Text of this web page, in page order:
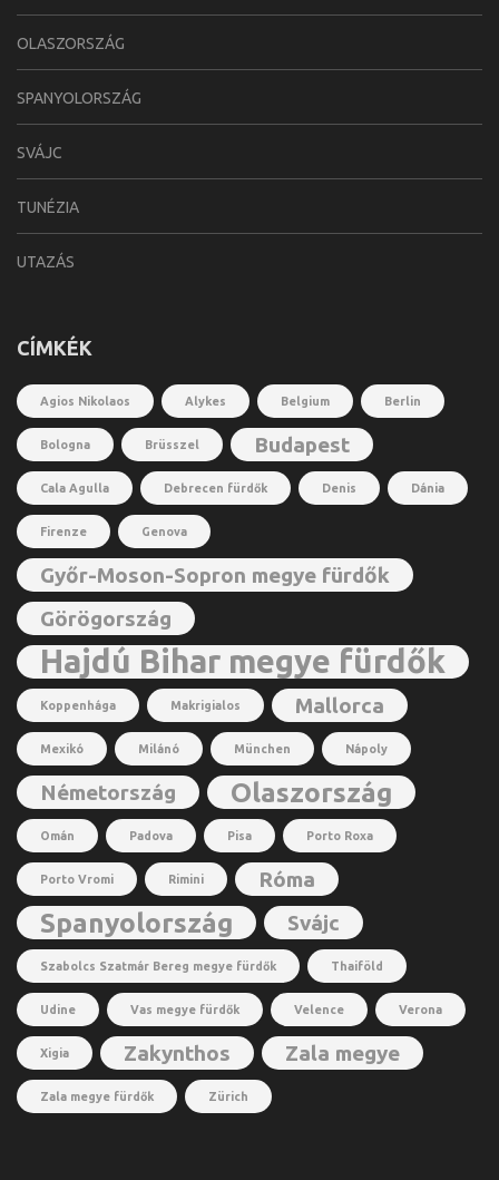
OLASZORSZÁG
SPANYOLORSZÁG
SVÁJC
TUNÉZIA
UTAZÁS
CÍMKÉK
Agios Nikolaos Alykes Belgium Berlin
Bologna Brüsszel Budapest
Cala Agulla Debrecen fürdők Denis Dánia
Firenze Genova
Győr-Moson-Sopron megye fürdők
Görögország
Hajdú Bihar megye fürdők
Koppenhága Makrigialos Mallorca
Mexikó Milánó München Nápoly
Németország Olaszország
Omán Padova Pisa Porto Roxa
Porto Vromi Rimini Róma
Spanyolország Svájc
Szabolcs Szatmár Bereg megye fürdők Thaiföld
Udine Vas megye fürdők Velence Verona
Xigia Zakynthos Zala megye
Zala megye fürdők Zürich